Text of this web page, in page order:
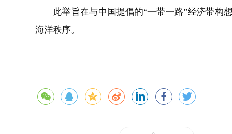
此举旨在与中国提倡的“一带一路”经济带构
海洋秩序。